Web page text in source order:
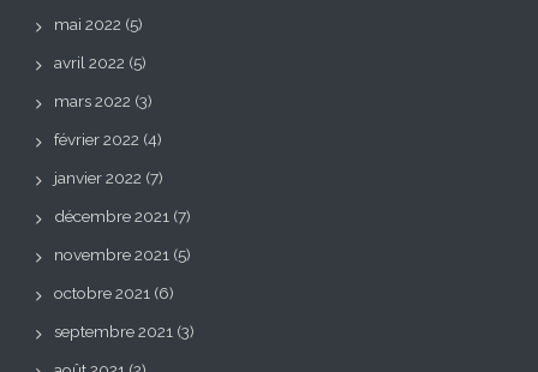
mai 2022 (5)
avril 2022 (5)
mars 2022 (3)
février 2022 (4)
janvier 2022 (7)
décembre 2021 (7)
novembre 2021 (5)
octobre 2021 (6)
septembre 2021 (3)